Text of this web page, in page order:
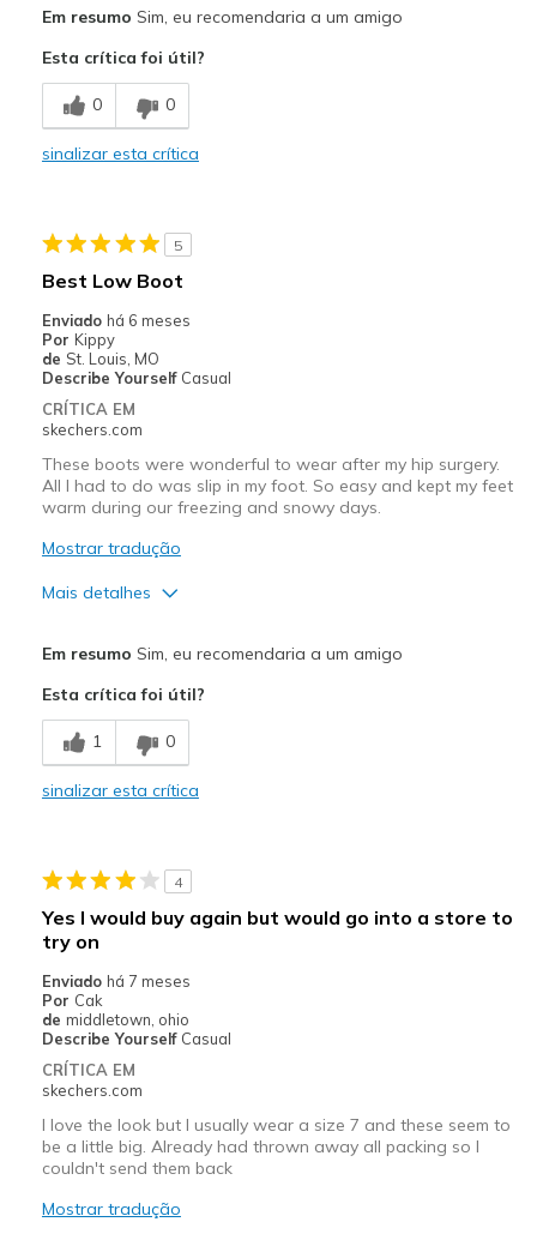
Melhores utilizações
Casual Wear
Going Out
View On Shoes
Em resumo Sim, eu recomendaria a um amigo
Esta crítica foi útil?
0 0
sinalizar esta crítica
5
Best Low Boot
Enviado há 6 meses
Por Kippy
de St. Louis, MO
Describe Yourself Casual
CRÍTICA EM
skechers.com
These boots were wonderful to wear after my hip surgery.
All I had to do was slip in my foot. So easy and kept my feet
warm during our freezing and snowy days.
Mostrar tradução
Mais detalhes
Breathe Well
Comfortable
Casual Wear
Going Out
Travel
Width
Sizing
Feels true to size
View On Shoes
Shoes are for Wearing
Em resumo Sim, eu recomendaria a um amigo
Esta crítica foi útil?
1 0
sinalizar esta crítica
4
Yes I would buy again but would go into a store to
try on
Enviado há 7 meses
Por Cak
de middletown, ohio
Describe Yourself Casual
CRÍTICA EM
skechers.com
I love the look but I usually wear a size 7 and these seem to
be a little big. Already had thrown away all packing so I
couldn't send them back
Mostrar tradução